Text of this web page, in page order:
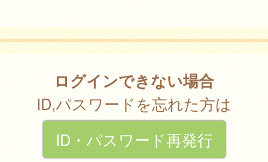
ログインできない場合
ID,パスワードを忘れた方は
ID・パスワード再発行